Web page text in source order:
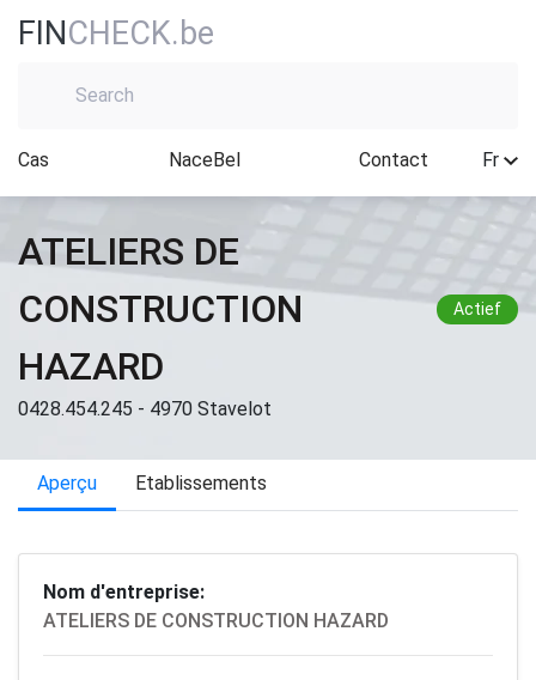
FINCHECK.be
Cas NaceBel Contact Fr
ATELIERS DE
CONSTRUCTION
HAZARD
Actief
0428.454.245 - 4970 Stavelot
Aperçu Etablissements
Nom d'entreprise:
ATELIERS DE CONSTRUCTION HAZARD